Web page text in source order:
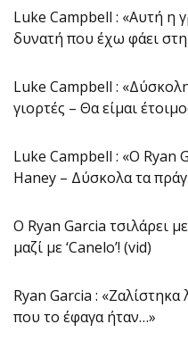
Luke Campbell : «Αυτή η
δυνατή που έχω φάει
Luke Campbell :
γιορτές – Θα είμαι
Luke Campbell : «Ο Ryan
Haney – Δύσκολα τα
O Ryan Garcia τσιλάρει
μαζί με ‘Canelo’! (vid)
Ryan Garcia :
που το έφαγα ήταν…»